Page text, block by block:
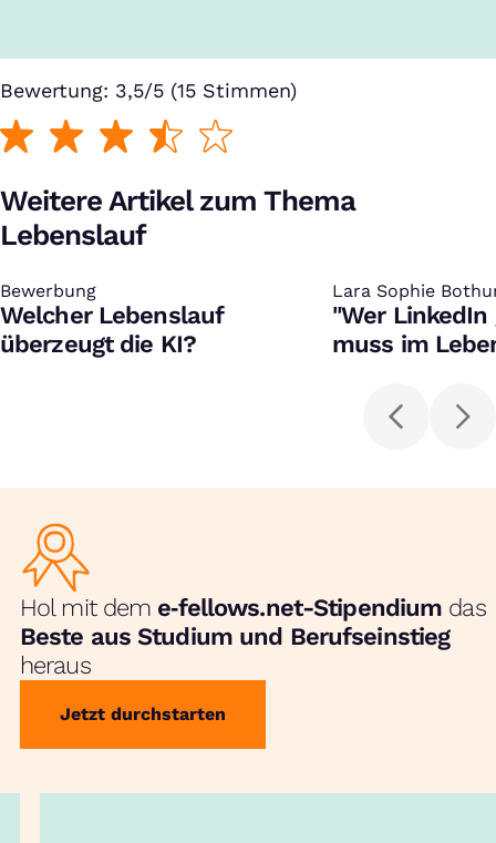
Bewertung: 3,5/5 (15 Stimmen)
Weitere Artikel zum Thema
Lebenslauf
Bewerbung
:
Welcher Lebenslauf
überzeugt die KI?
Lara Sophie
:
"Wer
muss im
Hol mit dem e‑fellows.net-Stipendium das
Beste aus Studium und Berufseinstieg
heraus
Jetzt durchstarten